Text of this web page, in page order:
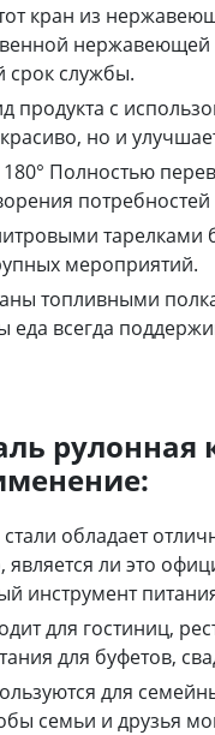
кран из
нержавеющей
срок службы.
с
но и
Полностью
мероприятий.
топливными
всегда
обладает
является ли это
инструмент
для гостиниц,
для буфетов,
для
семьи и друзья